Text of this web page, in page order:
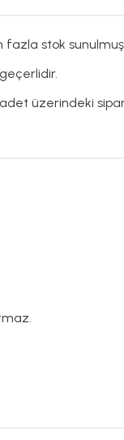
fazla stok
üzerindeki